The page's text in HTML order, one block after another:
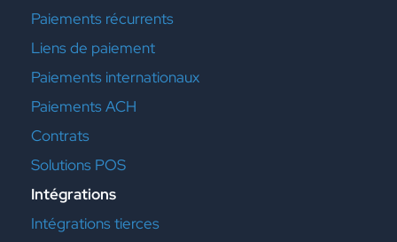
Paiements récurrents
Liens de paiement
Paiements internationaux
Paiements ACH
Contrats
Solutions POS
Intégrations
Intégrations tierces